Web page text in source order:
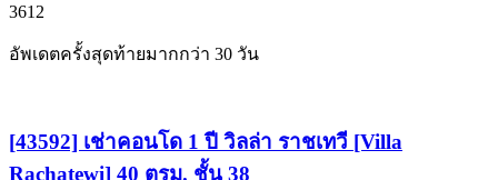
3612
อัพเดตครั้งสุดท้ายมากกว่า 30 วัน
[43592] เช่าคอนโด 1 ปี วิลล่า ราชเทวี [Villa
Rachatewi] 40 ตรม. ชั้น 38